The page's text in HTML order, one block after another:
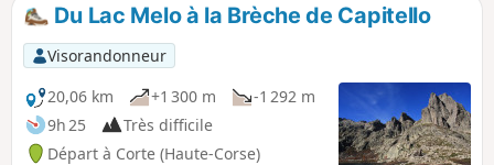
Du Lac Melo à la Brèche de Capitello
Visorandonneur
20,06 km
+1 300 m
-1 292 m
9h 25
Très difficile
Départ à Corte (Haute-Corse)